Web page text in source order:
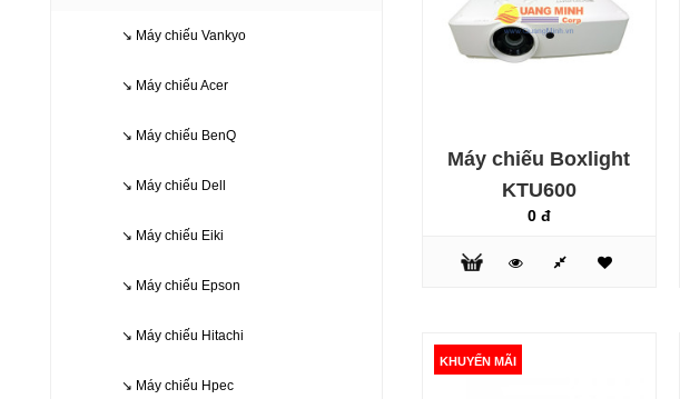
↘ Máy chiếu Vankyo
↘ Máy chiếu Acer
↘ Máy chiếu BenQ
↘ Máy chiếu Dell
↘ Máy chiếu Eiki
↘ Máy chiếu Epson
↘ Máy chiếu Hitachi
↘ Máy chiếu Hpec
Máy chiếu Boxlight
KTU600
0 đ
KHUYẾN MÃI